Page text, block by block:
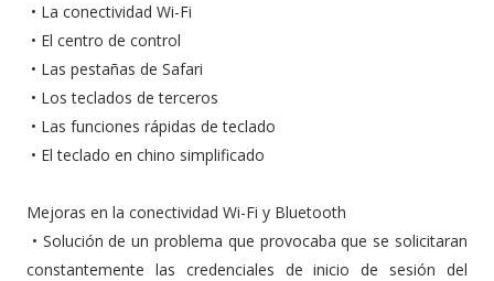
• La conectividad Wi-Fi
• El centro de control
• Las pestañas de Safari
• Los teclados de terceros
• Las funciones rápidas de teclado
• El teclado en chino simplificado
Mejoras en la conectividad Wi-Fi y Bluetooth
• Solución de un problema que provocaba que se solicitaran
constantemente las credenciales de inicio de sesión del